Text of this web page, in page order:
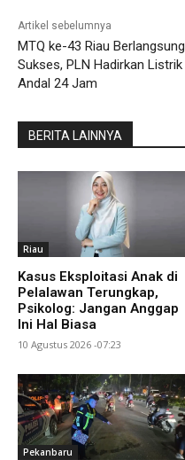
Artikel sebelumnya
MTQ ke-43 Riau Berlangsung
Sukses, PLN Hadirkan Listrik
Andal 24 Jam
BERITA LAINNYA
Riau
Kasus Eksploitasi Anak di
Pelalawan Terungkap,
Psikolog: Jangan Anggap
Ini Hal Biasa
10 Agustus 2026 -07:23
Pekanbaru